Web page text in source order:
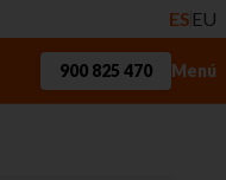
ES EU
900 825 470 Menú